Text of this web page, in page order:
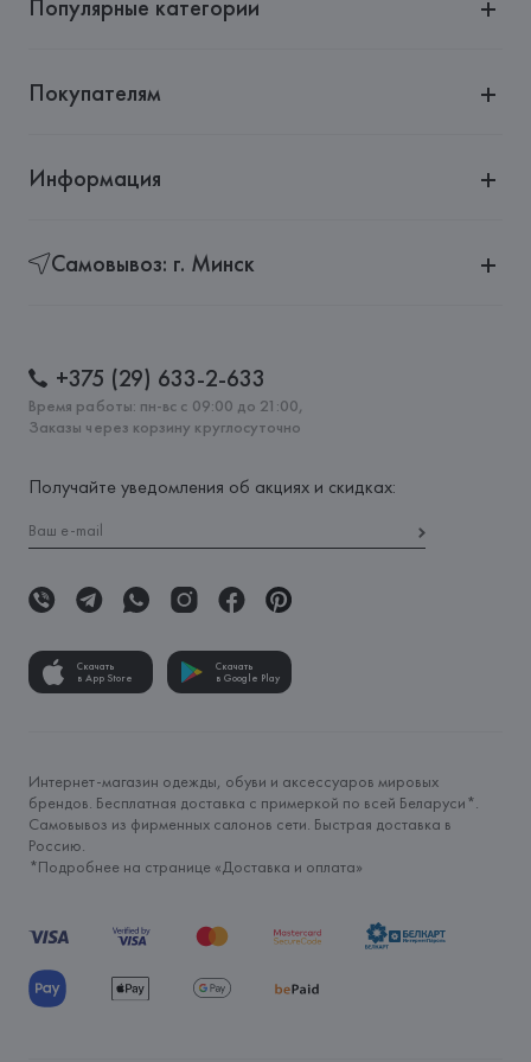
Популярные категории
Покупателям
Информация
Самовывоз: г. Минск
+375 (29) 633-2-633
Время работы: пн-вс с 09:00 до 21:00,
Заказы через корзину круглосуточно
Получайте уведомления об акциях и скидках:
Скачать
в App Store
Скачать
в Google Play
Интернет-магазин одежды, обуви и аксессуаров мировых
брендов. Бесплатная доставка с примеркой по всей Беларуси*.
Самовывоз из фирменных салонов сети. Быстрая доставка в
Россию.
*Подробнее на странице «Доставка и оплата»